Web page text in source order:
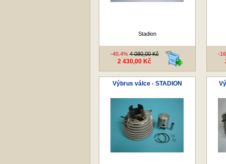
Stadion
-40.4%4 080,00 Kč
2 430,00 Kč
-
Výbrus válce - STADION